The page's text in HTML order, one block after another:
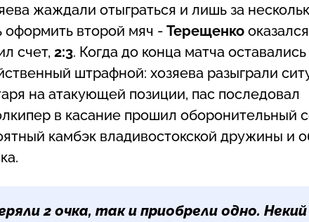
жаждали отыграться и лишь за
оформить второй мяч - Терещенко
счет, 2:3. Когда до конца матча
штрафной: хозяева разыграли
на атакующей позиции, пас последовал
в касание прошил оборонительный
камбэк владивостокской дружины и
2 очка, так и приобрели одно. Некий